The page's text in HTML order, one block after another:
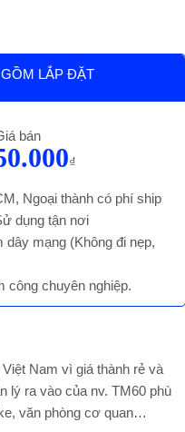
LẮP ĐẶT
bán
₫
Ngoại thành có phí ship
dụng tận nơi
dây mạng (Không đi nẹp,
công chuyên nghiệp.
Nam vì giá thành rẻ và
lý ra vào của nv. TM60 phù
văn phòng cơ quan…